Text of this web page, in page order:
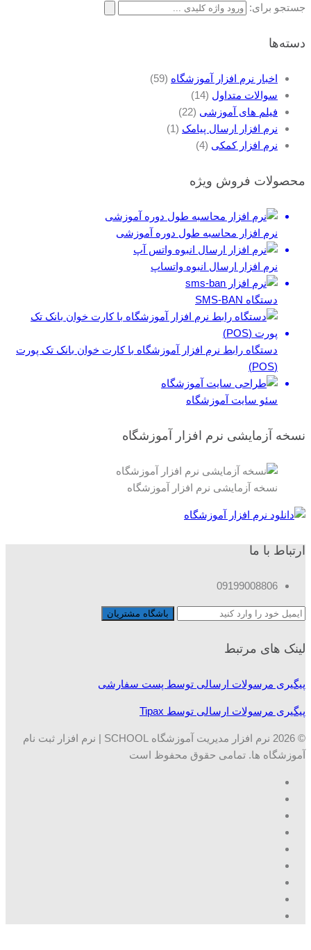
جستجو برای:
دسته‌ها
اخبار نرم افزار آموزشگاه (59)
سوالات متداول (14)
فیلم های آموزشی (22)
نرم افزار ارسال پیامک (1)
نرم افزار کمکی (4)
محصولات فروش ویژه
نرم افزار محاسبه طول دوره آموزشی
نرم افزار ارسال انبوه واتساپ
دستگاه SMS-BAN
دستگاه رابط نرم افزار آموزشگاه با کارت خوان بانک تک پورت
(POS)
سئو سایت آموزشگاه
نسخه آزمایشی نرم افزار آموزشگاه
نسخه آزمایشی نرم افزار آموزشگاه
ارتباط با ما
09199008806
لینک های مرتبط
پیگیری مرسولات ارسالی توسط پست سفارشی
پیگیری مرسولات ارسالی توسط Tipax
© 2026 نرم افزار مدیریت آموزشگاه SCHOOL | نرم افزار ثبت نام
آموزشگاه ها. تمامی حقوق محفوظ است